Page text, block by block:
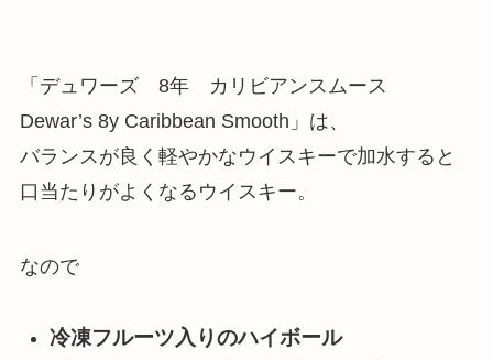
「デュワーズ 8年 カリビアンスムース
Dewar’s 8y Caribbean Smooth」は、
バランスが良く軽やかなウイスキーで加水すると
口当たりがよくなるウイスキー。
なので
冷凍フルーツ入りのハイボール